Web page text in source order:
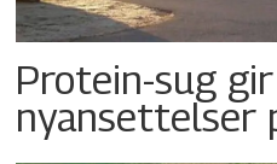
Protein-sug
nyansettelser